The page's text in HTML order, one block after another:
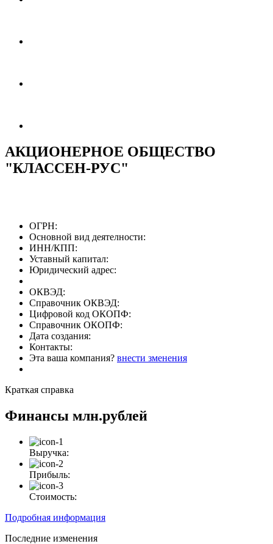
АКЦИОНЕРНОЕ ОБЩЕСТВО
"КЛАССЕН-РУС"
ОГРН:
Основной вид деятелности:
ИНН/КПП:
Уставный капитал:
Юридический адрес:
ОКВЭД:
Справочник ОКВЭД:
Цифровой код ОКОПФ:
Справочник ОКОПФ:
Дата создания:
Контакты:
Эта ваша компания? внести зменения
Краткая справка
Финансы млн.рублей
Выручка:
Прибыль:
Стоимость:
Подробная информация
Последние изменения